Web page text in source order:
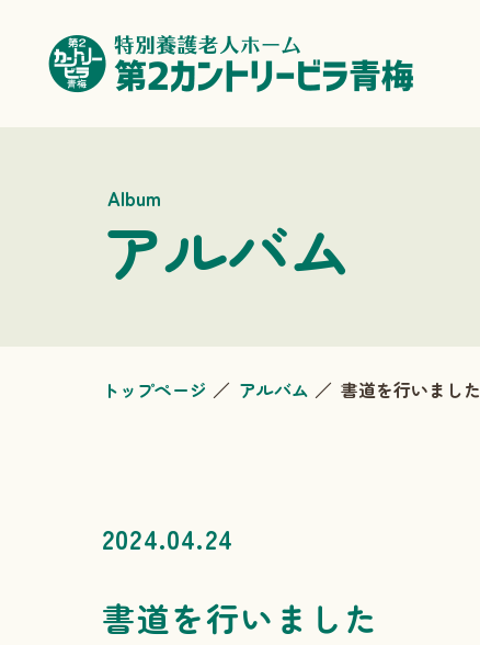
Album
アルバム
トップページ アルバム 書道を行いました
2024.04.24
書道を行いました